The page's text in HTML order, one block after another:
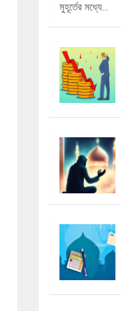
মুহূর্তের মধ্যে…